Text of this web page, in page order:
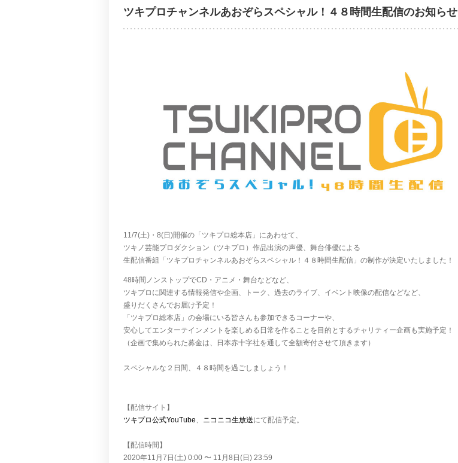
ツキプロチャンネルあおぞらスペシャル！４８時間生配信のお知らせ
11/7(土)・8(日)開催の「ツキプロ総本店」にあわせて、
ツキノ芸能プロダクション（ツキプロ）作品出演の声優、舞台俳優による
生配信番組「ツキプロチャンネルあおぞらスペシャル！４８時間生配信」の制作が決定いたしました！
48時間ノンストップでCD・アニメ・舞台などなど、
ツキプロに関連する情報発信や企画、トーク、過去のライブ、イベント映像の配信などなど、
盛りだくさんでお届け予定！
「ツキプロ総本店」の会場にいる皆さんも参加できるコーナーや、
安心してエンターテインメントを楽しめる日常を作ることを目的とするチャリティー企画も実施予定！
（企画で集められた募金は、日本赤十字社を通して全額寄付させて頂きます）
スペシャルな２日間、４８時間を過ごしましょう！
【配信サイト】
ツキプロ公式YouTube、 ニコニコ生放送にて配信予定。
【配信時間】
2020年11月7日(土) 0:00 〜 11月8日(日) 23:59